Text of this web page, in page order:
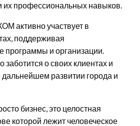
их профессиональных навыков.
активно участвует в
поддерживая
программы и организации.
заботится о своих клиентах и
дальнейшем развитии города и
бизнес, это целостная
которой лежит человеческое